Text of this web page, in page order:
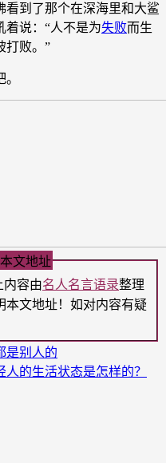
看到了那个在深海里和大鲨
着说：“人不是为失败而生
打败。”
文地址
内容由名人名言语录整理
本文地址！如对内容有疑
是别人的
的生活状态是怎样的？